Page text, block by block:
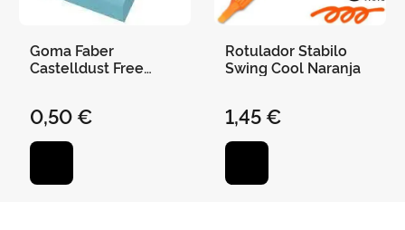
Goma Faber
Castelldust Free
0,50 €
Rotulador Stabilo
Swing Cool Naranja
1,45 €